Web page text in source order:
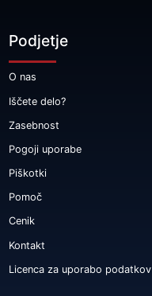
Podjetje
O nas
Iščete delo?
Zasebnost
Pogoji uporabe
Piškotki
Pomoč
Cenik
Kontakt
Licenca za uporabo podatkov